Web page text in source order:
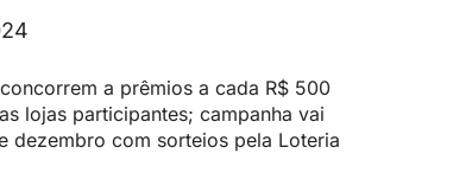
a prêmios a cada R$ 500
lojas participantes; campanha vai
dezembro com sorteios pela Loteria